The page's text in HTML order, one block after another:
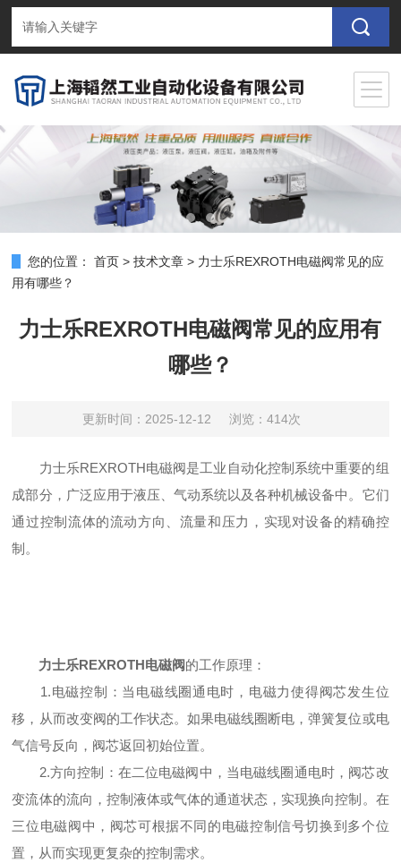
您的位置： 首页 >技术文章 > 力士乐REXROTH电磁阀常见的应
用有哪些？
力士乐REXROTH电磁阀常见的应用有
哪些？
更新时间：2025-12-12 浏览：414次
力士乐REXROTH电磁阀是工业自动化控制系统中重要的组
成部分，广泛应用于液压、气动系统以及各种机械设备中。它们
通过控制流体的流动方向、流量和压力，实现对设备的精确控
制。
力士乐REXROTH电磁阀的工作原理：
1.电磁控制：当电磁线圈通电时，电磁力使得阀芯发生位
移，从而改变阀的工作状态。如果电磁线圈断电，弹簧复位或电
气信号反向，阀芯返回初始位置。
2.方向控制：在二位电磁阀中，当电磁线圈通电时，阀芯改
变流体的流向，控制液体或气体的通道状态，实现换向控制。在
三位电磁阀中，阀芯可根据不同的电磁控制信号切换到多个位
置，从而实现更复杂的控制需求。